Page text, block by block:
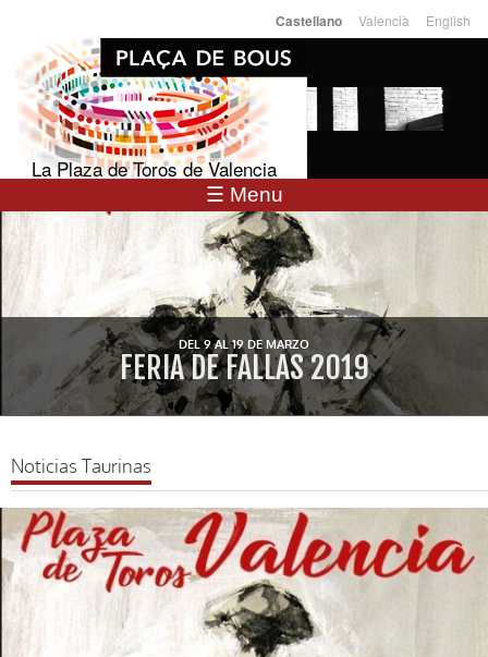
contenido
principal
Idiomas
Castellano Valencià English
La Plaza de Toros de Valencia
☰ Menu
DEL 9 AL 19 DE MARZO
FERIA DE FALLAS 2019
Noticias Taurinas